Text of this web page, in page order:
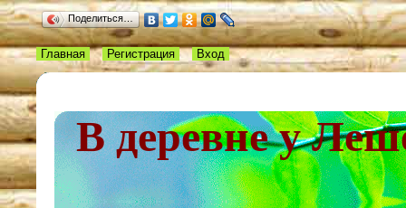
Поделиться…
В деревне у
Главная Регистрация Вход